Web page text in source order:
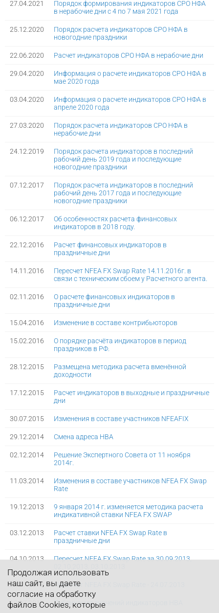
27.04.2021
Порядок формирования индикаторов СРО НФА
в нерабочие дни с 4 по 7 мая 2021 года
25.12.2020
Порядок расчета индикаторов СРО НФА в
новогодние праздники
22.06.2020 Расчет индикаторов СРО НФА в нерабочие дни
29.04.2020
Информация о расчете индикаторов СРО НФА в
мае 2020 года
03.04.2020
Информация о расчете индикаторов СРО НФА в
апреле 2020 года
27.03.2020
Порядок расчета индикаторов СРО НФА в
нерабочие дни
24.12.2019
Порядок расчета индикаторов в последний
рабочий день 2019 года и последующие
новогодние праздники
07.12.2017
Порядок расчета индикаторов в последний
рабочий день 2017 года и последующие
новогодние праздники
06.12.2017
Об особенностях расчета финансовых
индикаторов в 2018 году.
22.12.2016
Расчет финансовых индикаторов в
праздничные дни
14.11.2016
Пересчет NFEA FX Swap Rate 14.11.2016г. в
связи с техническим сбоем у Расчетного агента.
02.11.2016
О расчете финансовых индикаторов в
праздничные дни
15.04.2016 Изменение в составе контрибьюторов
15.02.2016
О порядке расчёта индикаторов в период
праздников в РФ.
28.12.2015
Размещена методика расчета вменённой
доходности
17.12.2015
Расчет индикаторов в выходные и праздничные
дни
30.07.2015 Изменения в составе участников NFEAFIX
29.12.2014 Смена адреса НВА
02.12.2014
Решение Экспертного Совета от 11 ноября
2014г.
11.03.2014
Изменения в составе участников NFEA FX Swap
Rate
19.12.2013
9 января 2014 г. изменяется методика расчета
индикативной ставки NFEA FX SWAP
03.12.2013
Расчет ставки NFEA FX Swap Rate в
праздничные дни
04.10.2013
Пересчет NFEA FX Swap Rate за 30.09.2013,
24.07.2013 Пересчет NFEA FX Swap Rate - 24.07.2013
19.07.2013 Публикация значений индикаторов НВА
Продолжая использовать
наш сайт, вы даете
согласие на обработку
файлов Cookies, которые